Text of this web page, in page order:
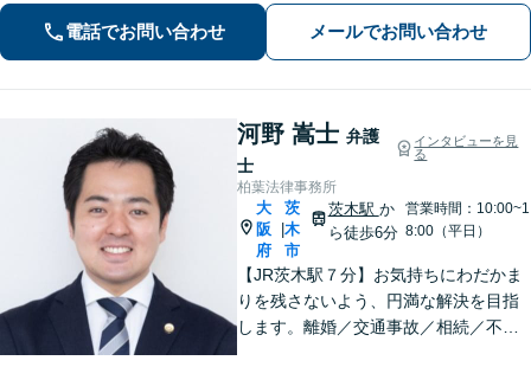
度の高い解決を目指します。まずはお
気軽にお電話下さい。
電話でお問い合わせ メールでお問い合わせ
河野 嵩士 弁護
士
インタビューを見
る
柏葉法律事務所
大
阪
府
茨
木
市
茨木駅 か
ら徒歩6分
営業時間：10:00~1
8:00（平日）
【JR茨木駅７分】お気持ちにわだかま
りを残さないよう、円満な解決を目指
します。離婚／交通事故／相続／不動